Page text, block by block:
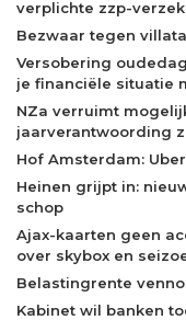
verplichte zzp-
Bezwaar tegen
Versobering
je financiële situatie
NZa verruimt
jaarverantwoording
Hof Amsterdam:
Heinen grijpt in:
schop
Ajax-kaarten geen
over skybox en
Belastingrente
Kabinet wil banken